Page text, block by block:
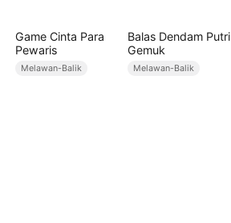
Game Cinta Para
Pewaris
Melawan-Balik
Balas Dendam Putri
Gemuk
Melawan-Balik